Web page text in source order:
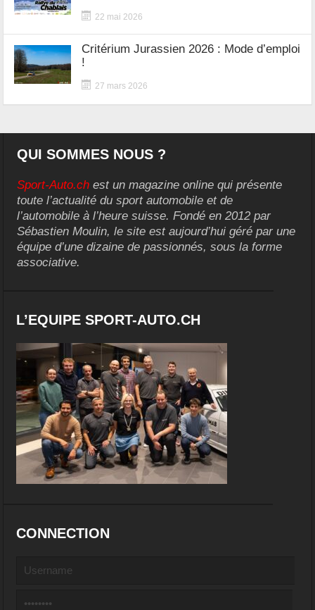
22 mai 2026
Critérium Jurassien 2026 : Mode d’emploi
!
27 mars 2026
QUI SOMMES NOUS ?
Sport-Auto.ch est un magazine online qui présente
toute l’actualité du sport automobile et de
l’automobile à l’heure suisse. Fondé en 2012 par
Sébastien Moulin, le site est aujourd’hui géré par une
équipe d’une dizaine de passionnés, sous la forme
associative.
L’EQUIPE SPORT-AUTO.CH
CONNECTION